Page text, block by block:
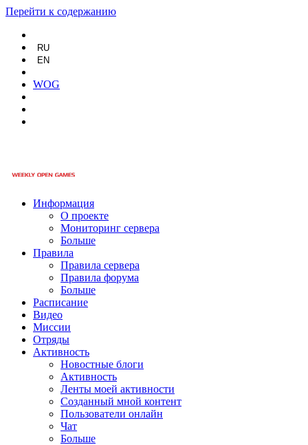
Перейти к содержанию
RU
EN
WOG
Информация
О проекте
Мониторинг сервера
Больше
Правила
Правила сервера
Правила форума
Больше
Расписание
Видео
Миссии
Отряды
Активность
Новостные блоги
Активность
Ленты моей активности
Созданный мной контент
Пользователи онлайн
Чат
Больше